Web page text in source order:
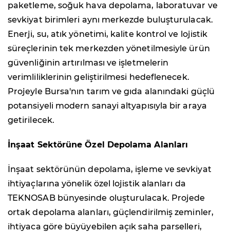
paketleme, soğuk hava depolama, laboratuvar ve
sevkiyat birimleri aynı merkezde buluşturulacak.
Enerji, su, atık yönetimi, kalite kontrol ve lojistik
süreçlerinin tek merkezden yönetilmesiyle ürün
güvenliğinin artırılması ve işletmelerin
verimliliklerinin geliştirilmesi hedeflenecek.
Projeyle Bursa'nın tarım ve gıda alanındaki güçlü
potansiyeli modern sanayi altyapısıyla bir araya
getirilecek.
İnşaat Sektörüne Özel Depolama Alanları
İnşaat sektörünün depolama, işleme ve sevkiyat
ihtiyaçlarına yönelik özel lojistik alanları da
TEKNOSAB bünyesinde oluşturulacak. Projede
ortak depolama alanları, güçlendirilmiş zeminler,
ihtiyaca göre büyüyebilen açık saha parselleri,